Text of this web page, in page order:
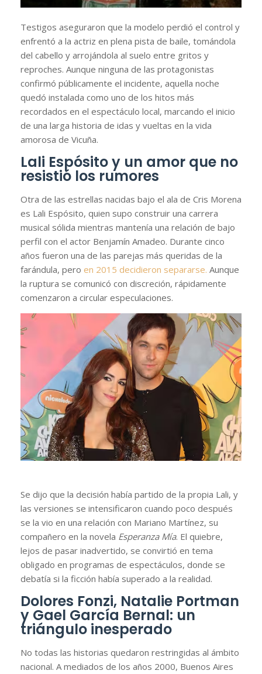
Testigos aseguraron que la modelo perdió el control y
enfrentó a la actriz en plena pista de baile, tomándola
del cabello y arrojándola al suelo entre gritos y
reproches. Aunque ninguna de las protagonistas
confirmó públicamente el incidente, aquella noche
quedó instalada como uno de los hitos más
recordados en el espectáculo local, marcando el inicio
de una larga historia de idas y vueltas en la vida
amorosa de Vicuña.
Lali Espósito y un amor que no
resistió los rumores
Otra de las estrellas nacidas bajo el ala de Cris Morena
es Lali Espósito, quien supo construir una carrera
musical sólida mientras mantenía una relación de bajo
perfil con el actor Benjamín Amadeo. Durante cinco
años fueron una de las parejas más queridas de la
farándula, pero en 2015 decidieron separarse. Aunque
la ruptura se comunicó con discreción, rápidamente
comenzaron a circular especulaciones.
Se dijo que la decisión había partido de la propia Lali, y
las versiones se intensificaron cuando poco después
se la vio en una relación con Mariano Martínez, su
compañero en la novela Esperanza Mía. El quiebre,
lejos de pasar inadvertido, se convirtió en tema
obligado en programas de espectáculos, donde se
debatía si la ficción había superado a la realidad.
Dolores Fonzi, Natalie Portman
y Gael García Bernal: un
triángulo inesperado
No todas las historias quedaron restringidas al ámbito
nacional. A mediados de los años 2000, Buenos Aires